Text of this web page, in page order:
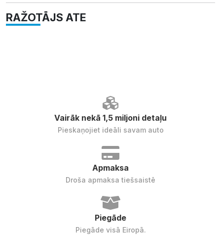
RAŽOTĀJS ATE
Vairāk nekā 1,5 miljoni detaļu
Pieskaņojiet ideāli savam auto
Apmaksa
Droša apmaksa tiešsaistē
Piegāde
Piegāde visā Eiropā.